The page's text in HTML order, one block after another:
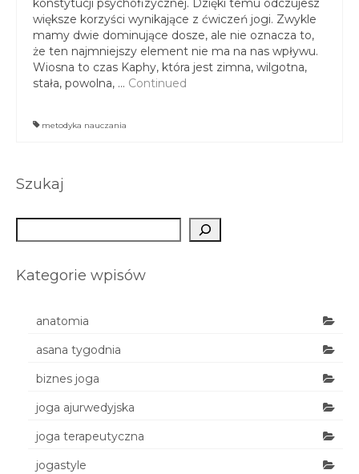
większe korzyści wynikające z ćwiczeń jogi. Zwykle
mamy dwie dominujące dosze, ale nie oznacza to,
że ten najmniejszy element nie ma na nas wpływu.
Wiosna to czas Kaphy, która jest zimna, wilgotna,
stała, powolna, … Continued
metodyka nauczania
Szukaj
Kategorie wpisów
anatomia
asana tygodnia
biznes joga
joga ajurwedyjska
joga terapeutyczna
jogastyle